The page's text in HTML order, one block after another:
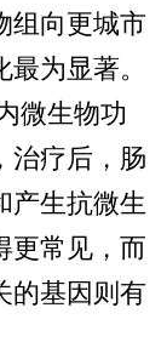
组向更城市
为显著。
生物功
治疗后，肠
产生抗微生
更常见，而
的基因则有